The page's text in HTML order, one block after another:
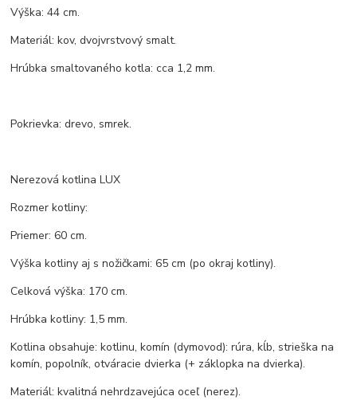
Výška: 44 cm.
Materiál: kov, dvojvrstvový smalt.
Hrúbka smaltovaného kotla: cca 1,2 mm.
Pokrievka: drevo, smrek.
Nerezová kotlina LUX
Rozmer kotliny:
Priemer: 60 cm.
Výška kotliny aj s nožičkami: 65 cm (po okraj kotliny).
Celková výška: 170 cm.
Hrúbka kotliny: 1,5 mm.
Kotlina obsahuje: kotlinu, komín (dymovod): rúra, kĺb, strieška na
komín, popolník, otváracie dvierka (+ záklopka na dvierka).
Materiál: kvalitná nehrdzavejúca oceľ (nerez).